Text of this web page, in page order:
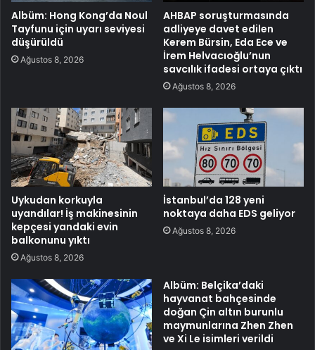
Albüm: Hong Kong’da Noul
Tayfunu için uyarı seviyesi
düşürüldü
Ağustos 8, 2026
AHBAP soruşturmasında
adliyeye davet edilen
Kerem Bürsin, Eda Ece ve
İrem Helvacıoğlu’nun
savcılık ifadesi ortaya çıktı
Ağustos 8, 2026
Uykudan korkuyla
uyandılar! İş makinesinin
kepçesi yandaki evin
balkonunu yıktı
Ağustos 8, 2026
İstanbul’da 128 yeni
noktaya daha EDS geliyor
Ağustos 8, 2026
Albüm: Belçika’daki
hayvanat bahçesinde
doğan Çin altın burunlu
maymunlarına Zhen Zhen
ve Xi Le isimleri verildi